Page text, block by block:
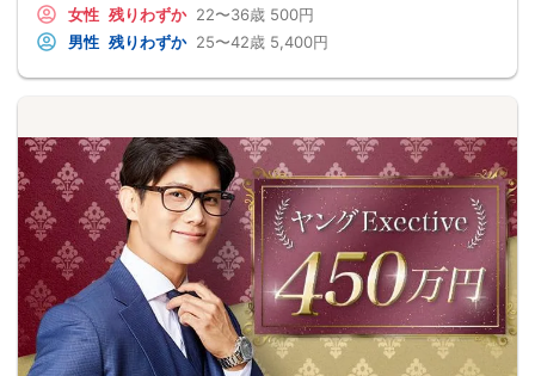
女性 残りわずか 22〜36歳 500円
男性 残りわずか 25〜42歳 5,400円